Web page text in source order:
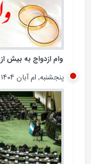
وام ازدواج به بیش از 80درصد متقاضیان پرداخت شده است
پنجشنبه, ام آبان ۱۴۰۴